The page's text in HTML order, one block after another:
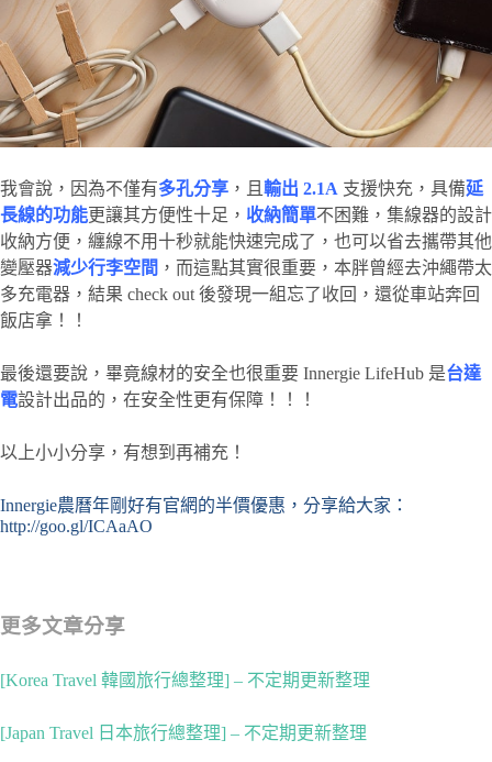
我會說，因為不僅有多孔分享 ，且 輸出 2.1A 支援快充，具備延
長線的功能更讓其方便性十足， 收納簡單不困難，集線器的設計
收納方便，纏線不用十秒就能快速完成了，也可以省去攜帶其他
變壓器減少行李空間 ，而這點其實很重要，本胖曾經去沖繩帶太
多充電器，結果 check out 後發現一組忘了收回，還從車站奔回
飯店拿！！
最後還要說，畢竟線材的安全也很重要 Innergie LifeHub 是台達
電設計出品的，在安全性更有保障！！！
以上小小分享，有想到再補充！
Innergie農曆年剛好有官網的半價優惠，分享給大家：
http://goo.gl/ICAaAO
更多文章分享
[Korea Travel 韓國旅行總整理] – 不定期更新整理
[Japan Travel 日本旅行總整理] – 不定期更新整理